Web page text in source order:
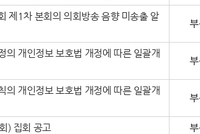
제1차 본회의 의회방송 음향 미송출 알
의 개인정보 보호법 개정에 따른 일괄개
의 개인정보 보호법 개정에 따른 일괄개
) 집회 공고